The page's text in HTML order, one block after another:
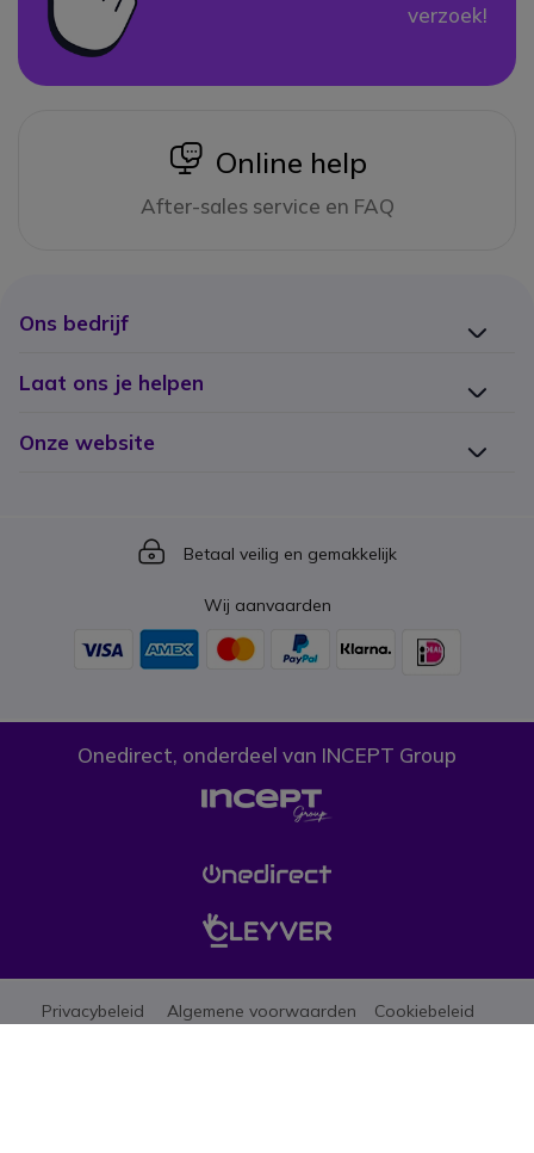
verzoek!
icon
Online help
After-sales service en FAQ
Ons bedrijf
Laat ons je helpen
Onze website
Icon
Betaal veilig en gemakkelijk
Wij aanvaarden
Onedirect, onderdeel van INCEPT Group
Privacybeleid Algemene voorwaarden Cookiebeleid